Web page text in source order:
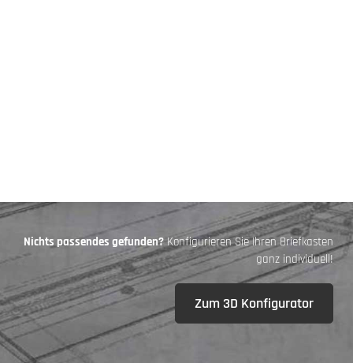
Nichts passendes gefunden?Konfigurieren Sie Ihren Briefkasten
ganz individuell!
Zum 3D Konfigurator